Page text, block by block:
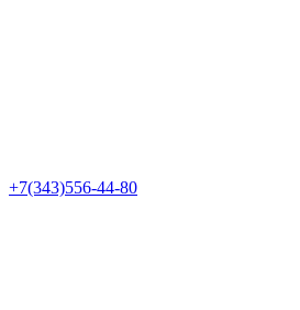
+7(343)556-44-80